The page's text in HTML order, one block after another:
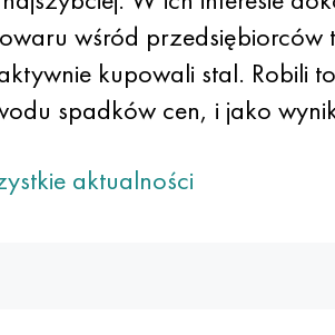
wśród
kupowali stal. Robili
spadków cen, i jako
aktualności